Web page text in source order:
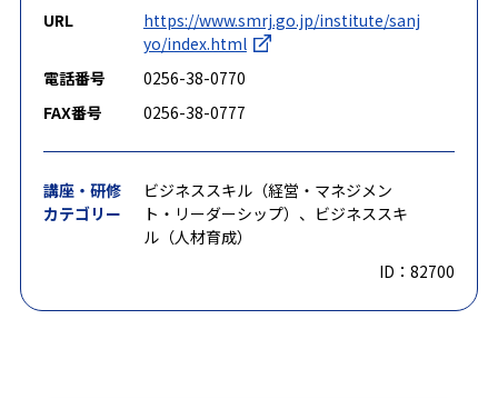
URL
https://www.smrj.go.jp/institute/sanj
yo/index.html
電話番号
0256-38-0770
FAX番号
0256-38-0777
講座・研修
カテゴリー
ビジネススキル（経営・マネジメン
ト・リーダーシップ）、ビジネススキ
ル（人材育成）
ID：82700